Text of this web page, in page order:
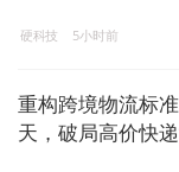
硬科技 5小时前
重构跨境物流标
天，破局高价快